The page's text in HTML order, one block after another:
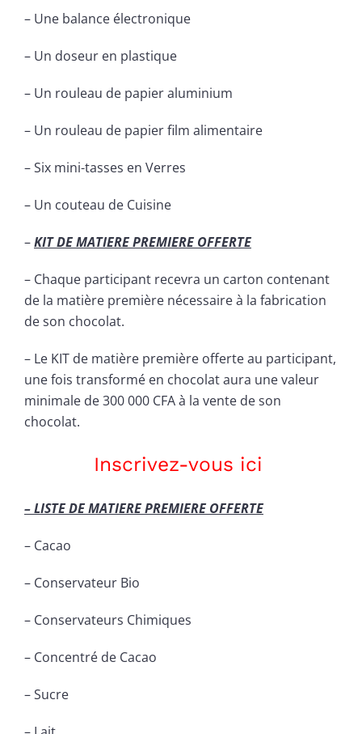
– Une balance électronique
– Un doseur en plastique
– Un rouleau de papier aluminium
– Un rouleau de papier film alimentaire
– Six mini-tasses en Verres
– Un couteau de Cuisine
–KIT DE MATIERE PREMIERE OFFERTE
– Chaque participant recevra un carton contenant
de la matière première nécessaire à la fabrication
de son chocolat.
– Le KIT de matière première offerte au participant,
une fois transformé en chocolat aura une valeur
minimale de 300 000 CFA à la vente de son
chocolat.
Inscrivez-vous ici
– LISTE DE MATIERE PREMIERE OFFERTE
– Cacao
– Conservateur Bio
– Conservateurs Chimiques
– Concentré de Cacao
– Sucre